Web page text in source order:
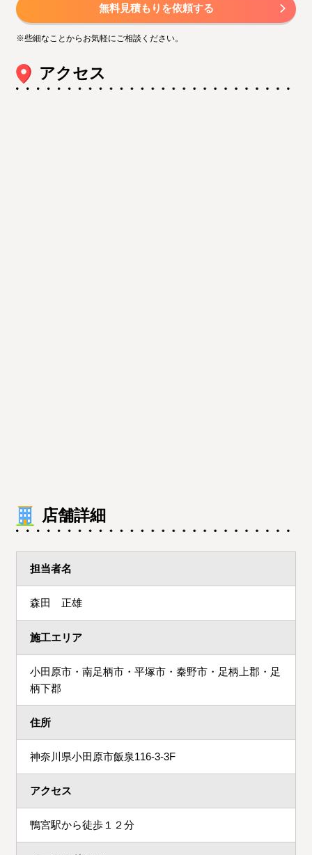
無料見積もりを依頼する
※些細なことからお気軽にご相談ください。
アクセス
店舗詳細
担当者名
森田 正雄
施工エリア
小田原市・南足柄市・平塚市・秦野市・足柄上郡・足
柄下郡
住所
神奈川県小田原市飯泉116-3-3F
アクセス
鴨宮駅から徒歩１２分